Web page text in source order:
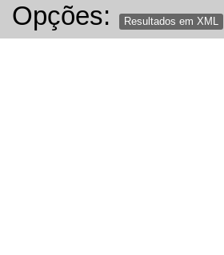
Opções: Resultados em XML